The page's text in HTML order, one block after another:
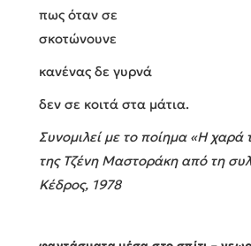
πως όταν σε
σκοτώνουνε
κανένας δε γυρνά
δεν σε κοιτά στα μάτια.
Συνομιλεί με το ποίημα «Η χαρά
της Τζένη Μαστοράκη από τη
Κέδρος, 1978